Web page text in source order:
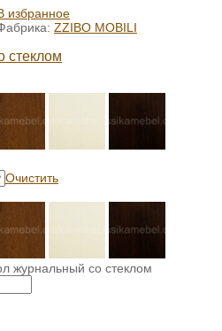
избранное
ZZIBO MOBILI
стеклом
Очистить
журнальный со стеклом